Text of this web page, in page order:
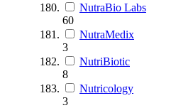
NutraBio Labs
60
NutraMedix
3
NutriBiotic
8
Nutricology
3